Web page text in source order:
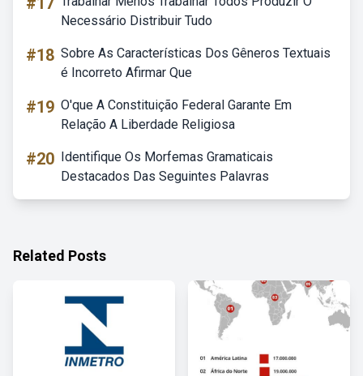
Necessário Distribuir Tudo
#18 Sobre As Características Dos Gêneros Textuais
é Incorreto Afirmar Que
#19 O'que A Constituição Federal Garante Em
Relação A Liberdade Religiosa
#20 Identifique Os Morfemas Gramaticais
Destacados Das Seguintes Palavras
Related Posts